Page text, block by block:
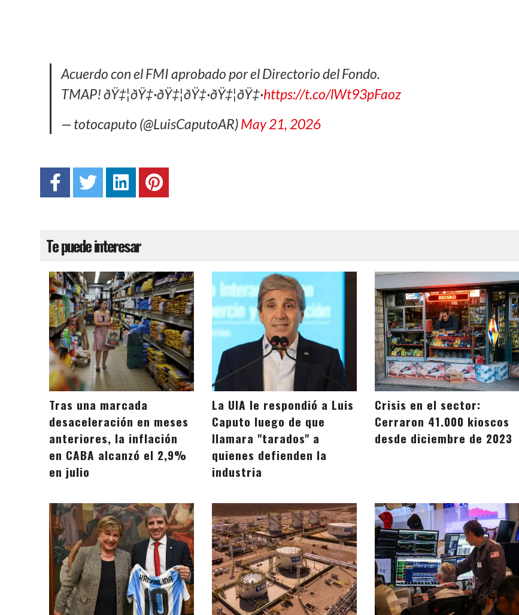
Acuerdo con el FMI aprobado por el Directorio del Fondo.
TMAP! ðŸ‡¦ðŸ‡·ðŸ‡¦ðŸ‡·ðŸ‡¦ðŸ‡·https://t.co/lWt93pFaoz
— totocaputo (@LuisCaputoAR)May 21, 2026
Te puede interesar
Tras una marcada
desaceleración en meses
anteriores, la inflación
en CABA alcanzó el 2,9%
en julio
La UIA le respondió a Luis
Caputo luego de que
llamara "tarados" a
quienes defienden la
industria
Crisis en el sector:
Cerraron 41.000 kioscos
desde diciembre de 2023